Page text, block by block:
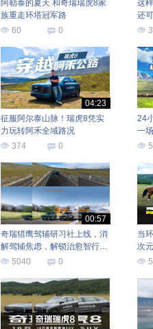
阿勒泰的夏天 和奇瑞瑞虎8家
族重走环塔冠军路
60
0
这
还
04:23
征服阿尔泰山脉！瑞虎8凭实
力玩转阿禾全域路况
374
0
24
一
00:57
奇瑞猎鹰驾辅研习社上线，消
解驾辅焦虑，解锁治愈智行新
体验5040 0
当
次